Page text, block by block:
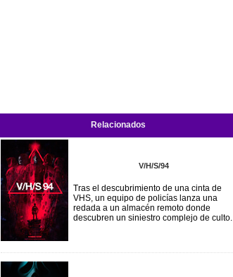
Relacionados
V/H/S/94
Tras el descubrimiento de una cinta de
VHS, un equipo de policías lanza una
redada a un almacén remoto donde
descubren un siniestro complejo de culto.